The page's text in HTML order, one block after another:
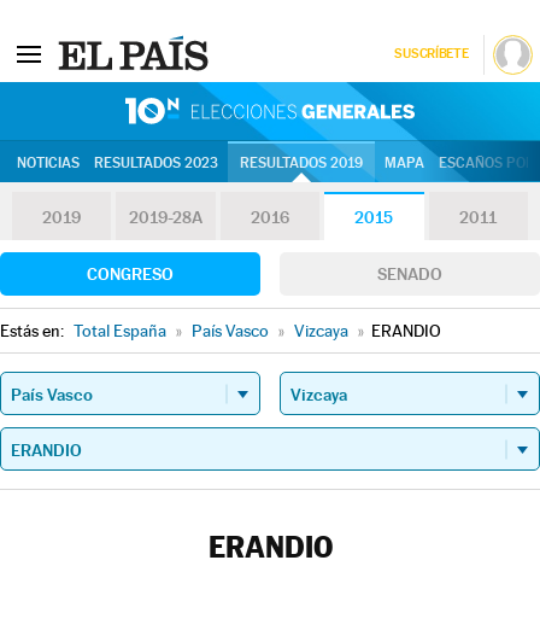
SUSCRÍBETE
NOTICIAS RESULTADOS 2023 RESULTADOS 2019 MAPA ESCAÑOS
2019 2019-28A 2016 2015 2011
CONGRESO SENADO
Estás en: Total España » País Vasco » Vizcaya » ERANDIO
ERANDIO